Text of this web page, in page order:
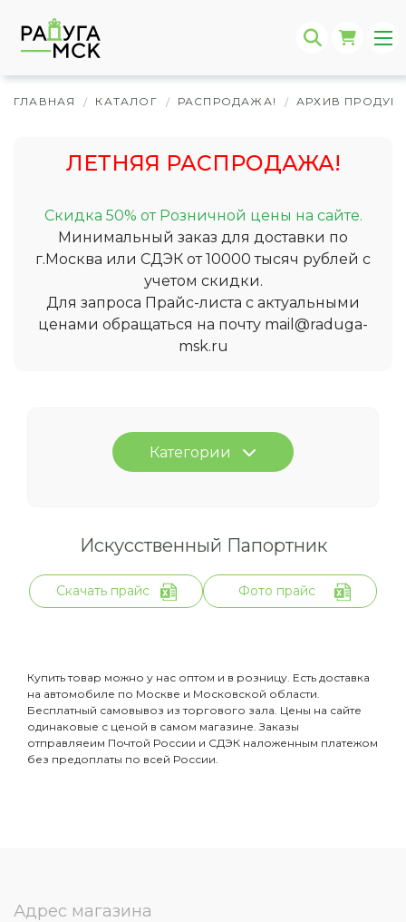
ГЛАВНАЯ / КАТАЛОГ / РАСПРОДАЖА! / АРХИВ
ЛЕТНЯЯ РАСПРОДАЖА!
Скидка 50% от Розничной цены на сайте.
Минимальный заказ для доставки по
г.Москва или СДЭК от 10000 тысяч рублей с
учетом скидки.
Для запроса Прайс-листа с актуальными
ценами обращаться на почту mail@raduga-
msk.ru
Категории
Искусственный Папортник
Скачать прайс Фото прайс
Купить товар можно у нас оптом и в розницу. Есть доставка
на автомобиле по Москве и Московской области.
Бесплатный самовывоз из торгового зала. Цены на сайте
одинаковые с ценой в самом магазине. Заказы
отправляеим Почтой России и СДЭК наложенным платежом
без предоплаты по всей России.
Адрес магазина